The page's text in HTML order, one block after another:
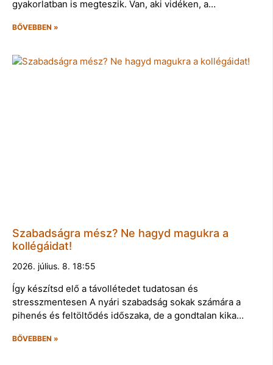
gyakorlatban is megteszik. Van, aki vidéken, a…
BŐVEBBEN »
Szabadságra mész? Ne hagyd magukra a
kollégáidat!
2026. július. 8. 18:55
Így készítsd elő a távollétedet tudatosan és
stresszmentesen A nyári szabadság sokak számára a
pihenés és feltöltődés időszaka, de a gondtalan kika…
BŐVEBBEN »